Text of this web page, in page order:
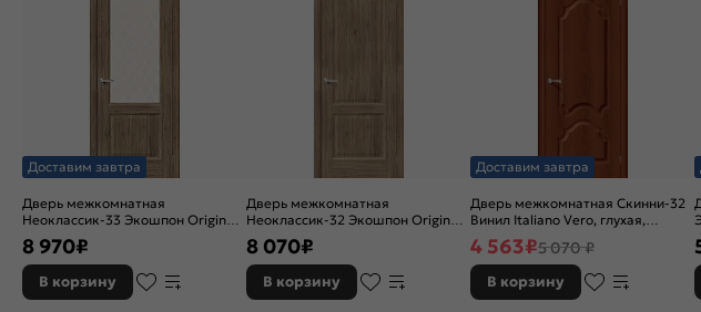
Доставим завтра
Дверь межкомнатная
Неоклассик-33 Экошпон Original
Oak, остекленная, white сrystal,
кромка нет, филенчатая
8 970₽
В корзину
Дверь межкомнатная
Неоклассик-32 Экошпон Original
Oak, глухая, кромка нет,
филенчатая
8 070₽
В корзину
Доставим завтра
Дверь межкомнатная Скинни-32
Винил Italiano Vero, глухая,
скиновая
4 563₽5 070 ₽
В корзину